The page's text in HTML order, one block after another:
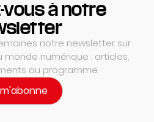
vous à notre
notre newsletter sur
monde numérique : articles,
au programme.